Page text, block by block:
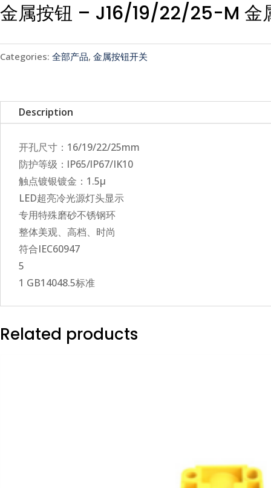
金属按钮 – J16/19/22/25-M 金
Categories: 全部产品, 金属按钮开关
Description
开孔尺寸：16/19/22/25mm
防护等级：lP65/lP67/IK10
触点镀银镀金：1.5μ
LED超亮冷光源灯头显示
专用特殊磨砂不锈钢环
整体美观、高档、时尚
符合IEC60947
5
1 GB14048.5标准
Related products